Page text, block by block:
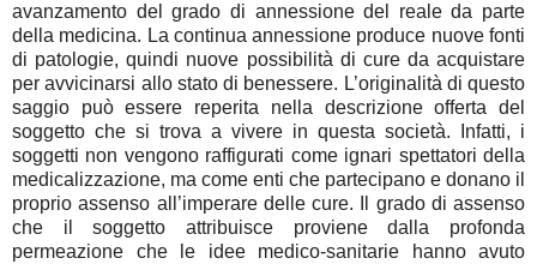
avanzamento del grado di annessione del reale da parte
della medicina. La continua annessione produce nuove fonti
di patologie, quindi nuove possibilità di cure da acquistare
per avvicinarsi allo stato di benessere. L’originalità di questo
saggio può essere reperita nella descrizione offerta del
soggetto che si trova a vivere in questa società. Infatti, i
soggetti non vengono raffigurati come ignari spettatori della
medicalizzazione, ma come enti che partecipano e donano il
proprio assenso all’imperare delle cure. Il grado di assenso
che il soggetto attribuisce proviene dalla profonda
permeazione che le idee medico-sanitarie hanno avuto